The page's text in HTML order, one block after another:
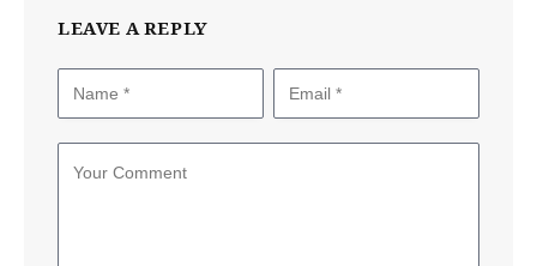
LEAVE A REPLY